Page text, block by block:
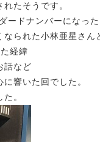
たそうです。
ードナンバーになった
られた小林亜星さん
経緯
話など
響いた回でした。
。